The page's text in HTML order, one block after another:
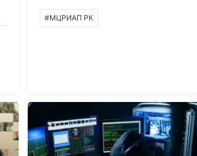
#МЦРИАП РК